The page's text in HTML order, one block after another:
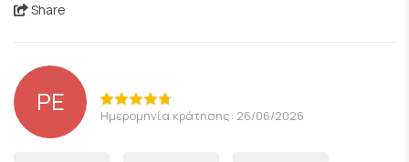
Share
PE Ημερομηνία κράτησης: 26/06/2026